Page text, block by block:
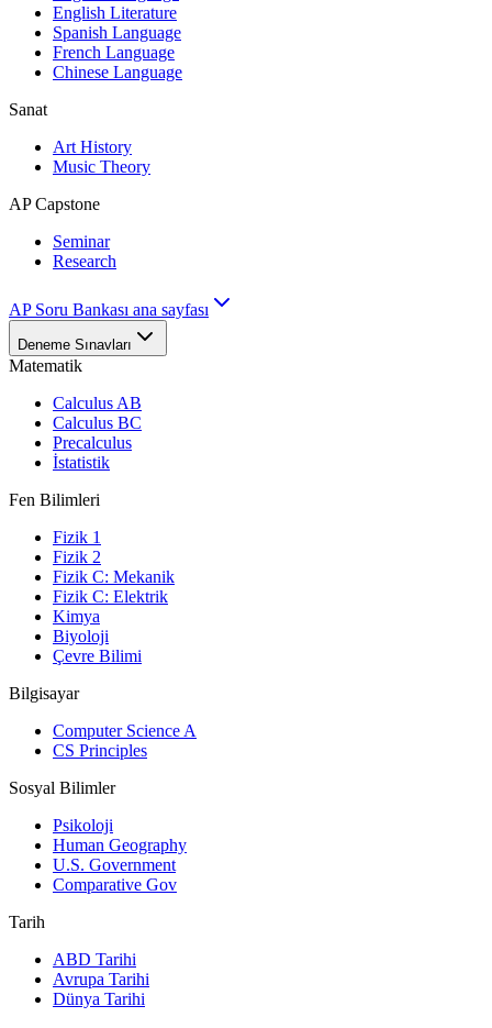
English Literature
Spanish Language
French Language
Chinese Language
Sanat
Art History
Music Theory
AP Capstone
Seminar
Research
AP Soru Bankası ana sayfası
Deneme Sınavları
Matematik
Calculus AB
Calculus BC
Precalculus
İstatistik
Fen Bilimleri
Fizik 1
Fizik 2
Fizik C: Mekanik
Fizik C: Elektrik
Kimya
Biyoloji
Çevre Bilimi
Bilgisayar
Computer Science A
CS Principles
Sosyal Bilimler
Psikoloji
Human Geography
U.S. Government
Comparative Gov
Tarih
ABD Tarihi
Avrupa Tarihi
Dünya Tarihi